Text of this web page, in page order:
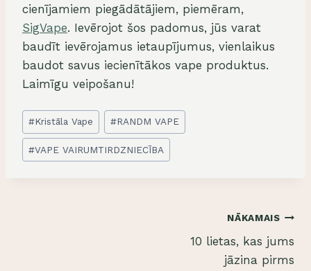
cienījamiem piegādātājiem, piemēram,
SigVape. Ievērojot šos padomus, jūs varat
baudīt ievērojamus ietaupījumus, vienlaikus
baudot savus iecienītākos vape produktus.
Laimīgu veipošanu!
Ziņu
tagi:
#Kristāla Vape #RANDM VAPE
#VAPE VAIRUMTIRDZNIECĪBA
NĀKAMAIS
10 lietas, kas jums
jāzina pirms